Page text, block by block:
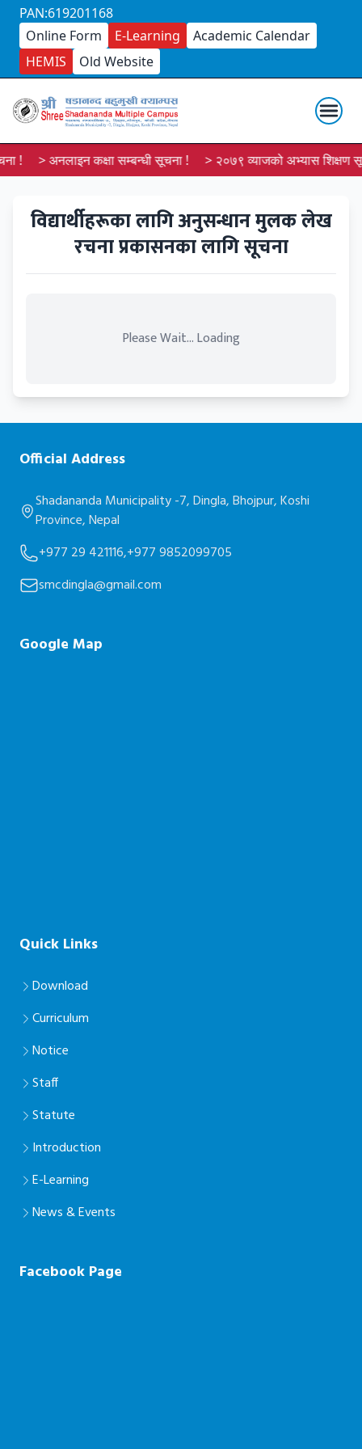
PAN:619201168
Online Form
E-Learning
Academic Calendar
HEMIS
Old Website
! > अनलाइन कक्षा सम्बन्धी सूचना ! > २०७९ व्याजको अभ्यास शिक्षण
विद्यार्थीहरूका लागि अनुसन्धान मुलक लेख
रचना प्रकासनका लागि सूचना
Please Wait... Loading
Official Address
Shadananda Municipality -7, Dingla, Bhojpur, Koshi
Province, Nepal
+977 29 421116,+977 9852099705
smcdingla@gmail.com
Google Map
Quick Links
Download
Curriculum
Notice
Staff
Statute
Introduction
E-Learning
News & Events
Facebook Page